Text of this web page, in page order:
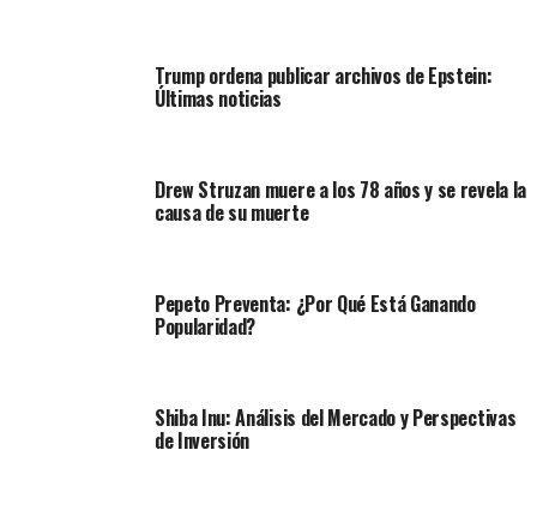
Trump ordena publicar archivos de Epstein:
Últimas noticias
Drew Struzan muere a los 78 años y se revela la
causa de su muerte
Pepeto Preventa: ¿Por Qué Está Ganando
Popularidad?
Shiba Inu: Análisis del Mercado y Perspectivas
de Inversión